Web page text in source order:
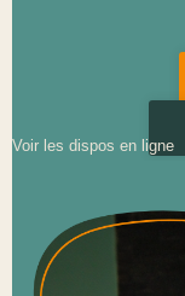
Voir les dispos en ligne